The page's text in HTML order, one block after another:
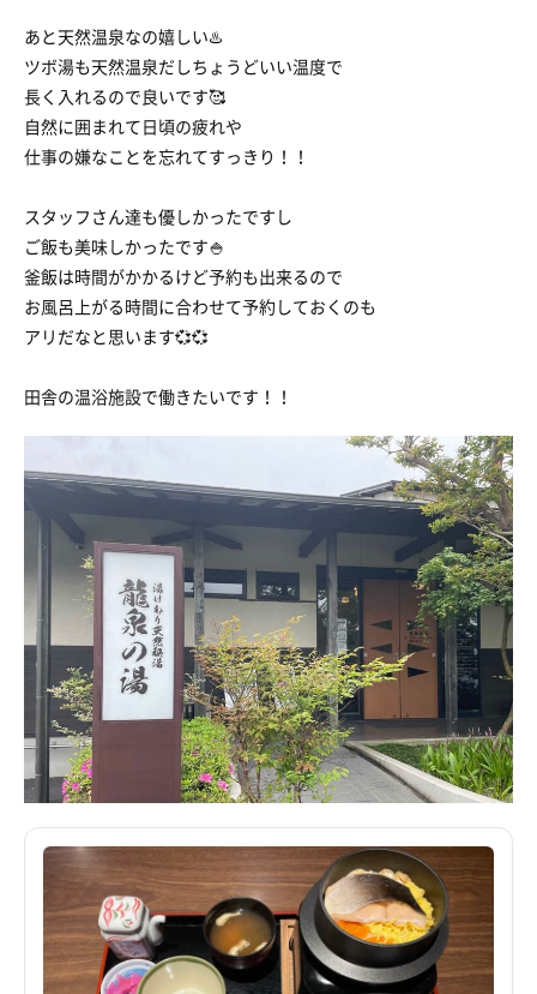
あと天然温泉なの嬉しい♨️
ツボ湯も天然温泉だしちょうどいい温度で
長く入れるので良いです🥰
自然に囲まれて日頃の疲れや
仕事の嫌なことを忘れてすっきり！！
スタッフさん達も優しかったですし
ご飯も美味しかったです🍚
釜飯は時間がかかるけど予約も出来るので
お風呂上がる時間に合わせて予約しておくのも
アリだなと思います💞💞
田舎の温浴施設で働きたいです！！